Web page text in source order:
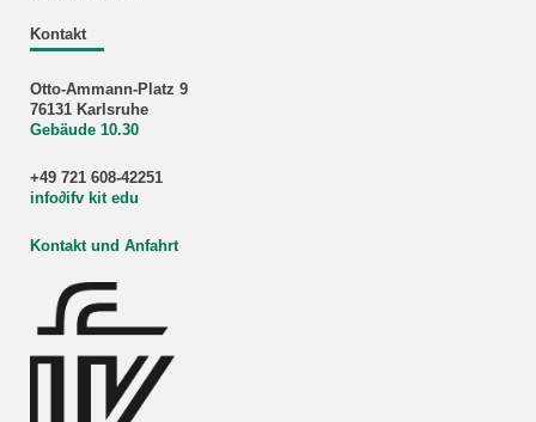
Kontakt
Otto-Ammann-Platz 9
76131 Karlsruhe
Gebäude 10.30
+49 721 608-42251
info∂ifv kit edu
Kontakt und Anfahrt